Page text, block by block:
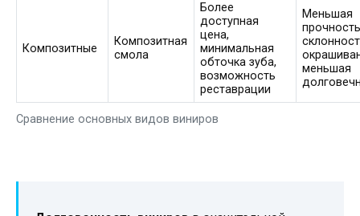
Сравнение основных видов виниров
Композитные
Композитная
смола
Более
доступная
цена,
минимальная
обточка зуба,
возможность
реставрации
Меньшая
меньшая